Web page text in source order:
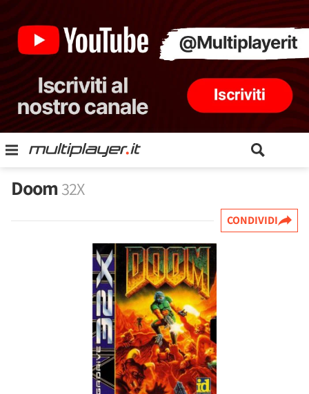
Doom32X
CONDIVIDI